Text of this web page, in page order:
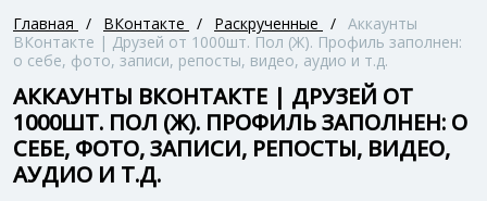
Главная / ВКонтакте / Раскрученные / Аккаунты
ВКонтакте | Друзей от 1000шт. Пол (Ж). Профиль заполнен:
о себе, фото, записи, репосты, видео, аудио и т.д.
АККАУНТЫ ВКОНТАКТЕ | ДРУЗЕЙ ОТ
1000ШТ. ПОЛ (Ж). ПРОФИЛЬ ЗАПОЛНЕН: О
СЕБЕ, ФОТО, ЗАПИСИ, РЕПОСТЫ, ВИДЕО,
АУДИО И Т.Д.